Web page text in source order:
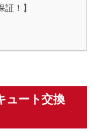
証！】
ュート交換